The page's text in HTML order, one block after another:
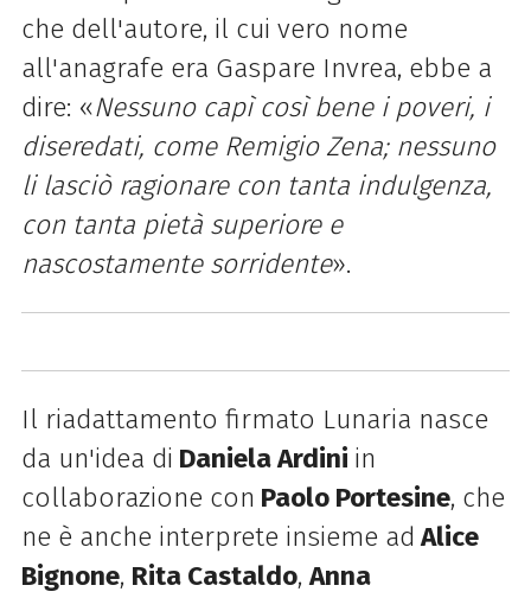
che dell'autore, il cui vero nome
all'anagrafe era Gaspare Invrea, ebbe a
dire: «Nessuno capì così bene i poveri, i
diseredati, come Remigio Zena; nessuno
li lasciò ragionare con tanta indulgenza,
con tanta pietà superiore e
nascostamente sorridente».
Il riadattamento firmato Lunaria nasce
da un'idea di Daniela Ardini in
collaborazione con Paolo Portesine, che
ne è anche interprete insieme ad Alice
Bignone, Rita Castaldo,Anna